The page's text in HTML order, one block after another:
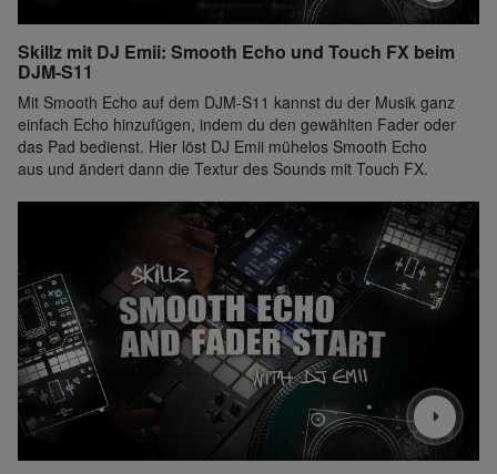
Skillz mit DJ Emii: Smooth Echo und Touch FX beim
DJM-S11
Mit Smooth Echo auf dem DJM-S11 kannst du der Musik ganz
einfach Echo hinzufügen, indem du den gewählten Fader oder
das Pad bedienst. Hier löst DJ Emii mühelos Smooth Echo
aus und ändert dann die Textur des Sounds mit Touch FX.